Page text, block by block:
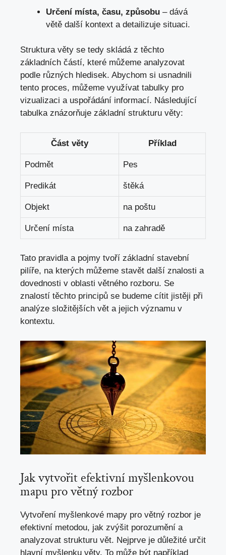
Určení místa, času, způsobu – dává
větě další ​kontext‍ a detailizuje situaci.
Struktura věty se tedy skládá z těchto
základních částí, které můžeme analyzovat
podle různých‍ hledisek. Abychom si usnadnili
tento proces, můžeme ‍využívat tabulky pro
vizualizaci a uspořádání informací. Následující
tabulka znázorňuje základní strukturu věty:
Část věty Příklad
Podmět Pes
Predikát štěká
Objekt na poštu
Určení místa na zahradě
Tato pravidla a pojmy‍ tvoří základní stavební
pilíře, na kterých můžeme stavět další znalosti a
dovednosti v oblasti ⁢větného rozboru. Se
znalostí těchto principů se​ budeme cítit jistěji při
analýze složitějších vět a jejich významu ⁣v
kontextu.
Jak vytvořit efektivní myšlenkovou
mapu‍ pro větný rozbor
Vytvoření myšlenkové mapy pro větný rozbor je
efektivní ⁢metodou, jak zvýšit porozumění a
analyzovat strukturu vět.​ Nejprve je důležité určit
hlavní myšlenku věty. To může být například